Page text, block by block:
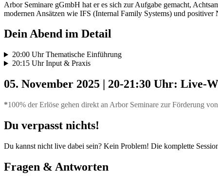
Arbor Seminare gGmbH hat er es sich zur Aufgabe gemacht,
modernen Ansätzen wie IFS (Internal Family Systems) und positiver
Dein Abend im Detail
20:00 Uhr Thematische Einführung
20:15 Uhr Input & Praxis
05. November 2025 | 20-21:30 Uhr: Live-
*100% der Erlöse gehen direkt an Arbor Seminare zur Förderung
Du verpasst nichts!
Du kannst nicht live dabei sein? Kein Problem! Die komplette
Fragen & Antworten